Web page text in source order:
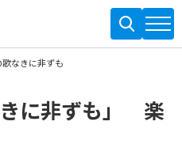
歌なきに非ずも
に非ずも」 楽